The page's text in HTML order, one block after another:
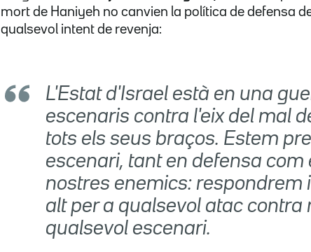
mort de Haniyeh no canvien la política de defensa
qualsevol intent de revenja:
L'Estat d'Israel està en una
escenaris contra l'eix del mal
tots els seus braços. Estem
escenari, tant en defensa com
nostres enemics: respondrem
alt per a qualsevol atac contra
qualsevol escenari.